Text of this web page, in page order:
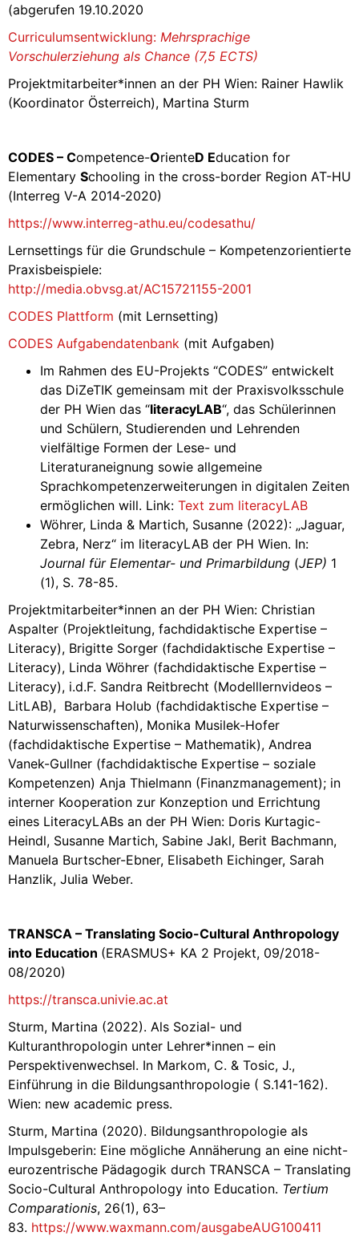
(abgerufen 19.10.2020
Curriculumsentwicklung: Mehrsprachige
Vorschulerziehung als Chance (7,5 ECTS)
Projektmitarbeiter*innen an der PH Wien: Rainer Hawlik
(Koordinator Österreich), Martina Sturm
CODES – Competence-OrienteD Education for
Elementary Schooling in the cross-border Region AT-HU
(Interreg V-A 2014-2020)
https://www.interreg-athu.eu/codesathu/
Lernsettings für die Grundschule – Kompetenzorientierte
Praxisbeispiele:
http://media.obvsg.at/AC15721155-2001
CODES Plattform (mit Lernsetting)
CODES Aufgabendatenbank (mit Aufgaben)
Im Rahmen des EU-Projekts “CODES” entwickelt
das DiZeTIK gemeinsam mit der Praxisvolksschule
der PH Wien das “literacyLAB“, das Schülerinnen
und Schülern, Studierenden und Lehrenden
vielfältige Formen der Lese- und
Literaturaneignung sowie allgemeine
Sprachkompetenzerweiterungen in digitalen Zeiten
ermöglichen will. Link: Text zum literacyLAB
Wöhrer, Linda & Martich, Susanne (2022): „Jaguar,
Zebra, Nerz“ im literacyLAB der PH Wien. In:
Journal für Elementar- und Primarbildung (JEP) 1
(1), S. 78-85.
Projektmitarbeiter*innen an der PH Wien: Christian
Aspalter (Projektleitung, fachdidaktische Expertise –
Literacy), Brigitte Sorger (fachdidaktische Expertise –
Literacy), Linda Wöhrer (fachdidaktische Expertise –
Literacy), i.d.F. Sandra Reitbrecht (Modelllernvideos –
LitLAB), Barbara Holub (fachdidaktische Expertise –
Naturwissenschaften), Monika Musilek-Hofer
(fachdidaktische Expertise – Mathematik), Andrea
Vanek-Gullner (fachdidaktische Expertise – soziale
Kompetenzen) Anja Thielmann (Finanzmanagement); in
interner Kooperation zur Konzeption und Errichtung
eines LiteracyLABs an der PH Wien: Doris Kurtagic-
Heindl, Susanne Martich, Sabine Jakl, Berit Bachmann,
Manuela Burtscher-Ebner, Elisabeth Eichinger, Sarah
Hanzlik, Julia Weber.
TRANSCA – Translating Socio-Cultural Anthropology
into Education (ERASMUS+ KA 2 Projekt, 09/2018-
08/2020)
https://transca.univie.ac.at
Sturm, Martina (2022). Als Sozial- und
Kulturanthropologin unter Lehrer*innen – ein
Perspektivenwechsel. In Markom, C. & Tosic, J.,
Einführung in die Bildungsanthropologie ( S.141-162).
Wien: new academic press.
Sturm, Martina (2020). Bildungsanthropologie als
Impulsgeberin: Eine mögliche Annäherung an eine nicht-
eurozentrische Pädagogik durch TRANSCA – Translating
Socio-Cultural Anthropology into Education. Tertium
Comparationis, 26(1), 63–
83. https://www.waxmann.com/ausgabeAUG100411